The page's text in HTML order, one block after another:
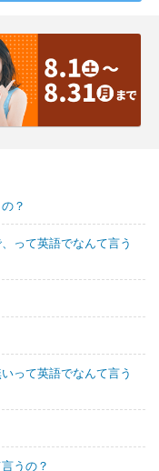
？
って英語でなんて言う
って英語でなんて言う
うの？